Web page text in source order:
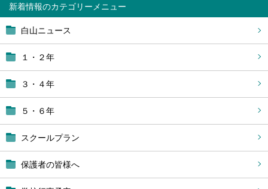
新着情報
白山ニュース
１・２年
３・４年
５・６年
スクールプラン
保護者の皆様へ